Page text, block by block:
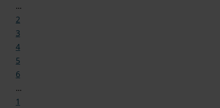
...
2
3
4
5
6
...
1